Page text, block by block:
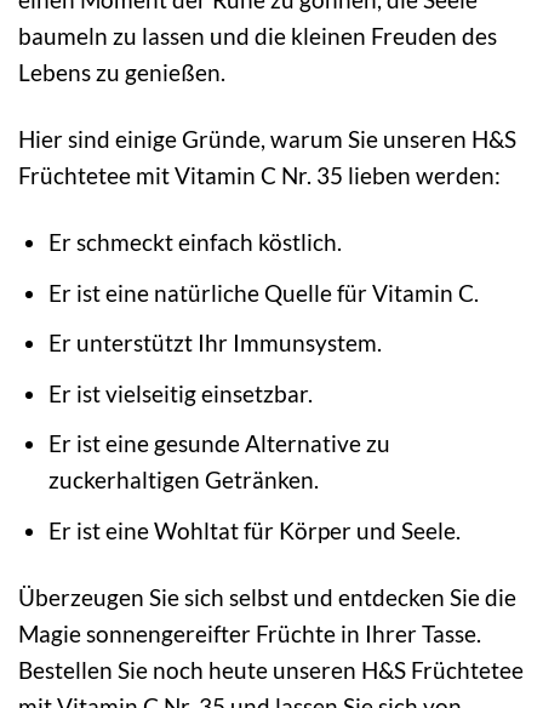
baumeln zu lassen und die kleinen Freuden des
Lebens zu genießen.
Hier sind einige Gründe, warum Sie unseren H&S
Früchtetee mit Vitamin C Nr. 35 lieben werden:
Er schmeckt einfach köstlich.
Er ist eine natürliche Quelle für Vitamin C.
Er unterstützt Ihr Immunsystem.
Er ist vielseitig einsetzbar.
Er ist eine gesunde Alternative zu
zuckerhaltigen Getränken.
Er ist eine Wohltat für Körper und Seele.
Überzeugen Sie sich selbst und entdecken Sie die
Magie sonnengereifter Früchte in Ihrer Tasse.
Bestellen Sie noch heute unseren H&S Früchtetee